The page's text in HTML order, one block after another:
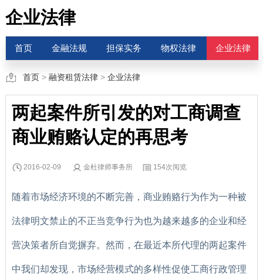
企业法律
首页 金融法规 担保实务 物权法律 企业法律
首页> 融资租赁法律> 企业法律
两起案件所引发的对工商调查
商业贿赂认定的再思考
2016-02-09 金杜律师事务所 154次阅览
随着市场经济环境的不断完善，商业贿赂行为作为一种被
法律明文禁止的不正当竞争行为也为越来越多的企业和经
营决策者所自觉摒弃。然而，在最近本所代理的两起案件
中我们却发现，市场经营模式的多样性促使工商行政管理